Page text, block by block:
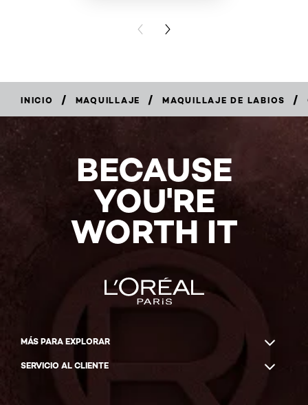
PREVIOUS CARD
NEXT CARD
INICIO / MAQUILLAJE / MAQUILLAJE DE LABIOS /
AHORA
BECAUSE
YOU'RE
WORTH IT
MÁS PARA EXPLORAR
SERVICIO AL CLIENTE